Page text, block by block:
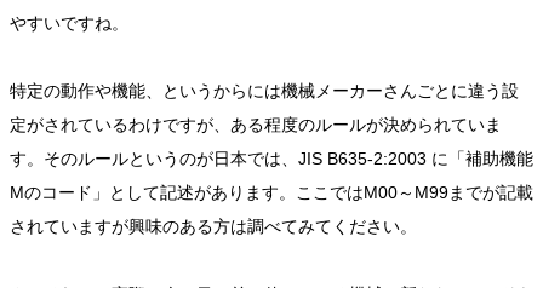
やすいですね。
特定の動作や機能、というからには機械メーカーさんごとに違う設
定がされているわけですが、ある程度のルールが決められていま
す。そのルールというのが日本では、JIS B635-2:2003 に「補助機能
Mのコード」として記述があります。ここではM00～M99までが記載
されていますが興味のある方は調べてみてください。